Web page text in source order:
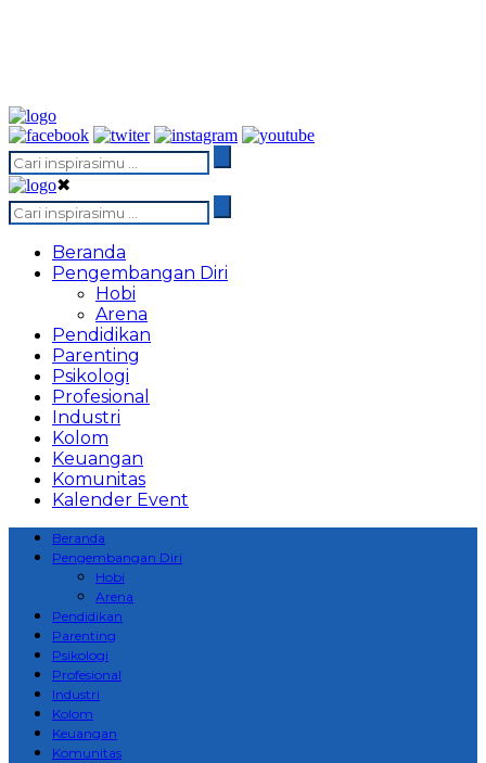
✖
Beranda
Pengembangan Diri
Hobi
Arena
Pendidikan
Parenting
Psikologi
Profesional
Industri
Kolom
Keuangan
Komunitas
Kalender Event
Beranda
Pengembangan Diri
Hobi
Arena
Pendidikan
Parenting
Psikologi
Profesional
Industri
Kolom
Keuangan
Komunitas